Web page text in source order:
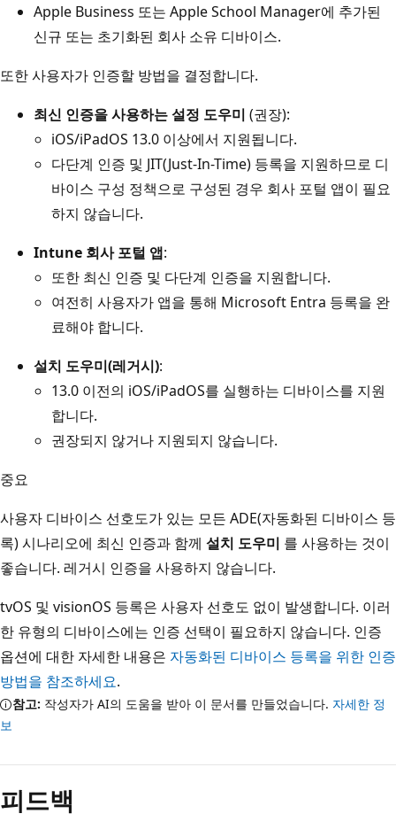
Apple Business 또는 Apple School Manager에 추가된
신규 또는 초기화된 회사 소유 디바이스.
또한 사용자가 인증할 방법을 결정합니다.
최신 인증을 사용하는 설정 도우미 (권장):
iOS/iPadOS 13.0 이상에서 지원됩니다.
다단계 인증 및 JIT(Just-In-Time) 등록을 지원하므로 디
바이스 구성 정책으로 구성된 경우 회사 포털 앱이 필요
하지 않습니다.
Intune 회사 포털 앱:
또한 최신 인증 및 다단계 인증을 지원합니다.
여전히 사용자가 앱을 통해 Microsoft Entra 등록을 완
료해야 합니다.
설치 도우미(레거시):
13.0 이전의 iOS/iPadOS를 실행하는 디바이스를 지원
합니다.
권장되지 않거나 지원되지 않습니다.
중요
사용자 디바이스 선호도가 있는 모든 ADE(자동화된 디바이스 등
록) 시나리오에 최신 인증과 함께 설치 도우미 를 사용하는 것이
좋습니다. 레거시 인증을 사용하지 않습니다.
tvOS 및 visionOS 등록은 사용자 선호도 없이 발생합니다. 이러
한 유형의 디바이스에는 인증 선택이 필요하지 않습니다. 인증
옵션에 대한 자세한 내용은 자동화된 디바이스 등록을 위한 인증
방법을 참조하세요.
참고: 작성자가 AI의 도움을 받아 이 문서를 만들었습니다. 자세한 정
보
피드백